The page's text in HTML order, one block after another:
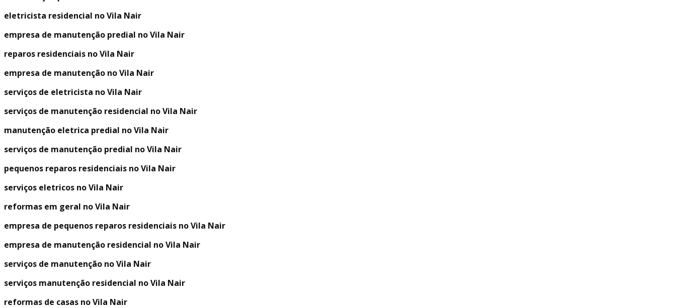
eletricista residencial no Vila Nair
empresa de manutenção predial no Vila Nair
reparos residenciais no Vila Nair
empresa de manutenção no Vila Nair
serviços de eletricista no Vila Nair
serviços de manutenção residencial no Vila Nair
manutenção eletrica predial no Vila Nair
serviços de manutenção predial no Vila Nair
pequenos reparos residenciais no Vila Nair
serviços eletricos no Vila Nair
reformas em geral no Vila Nair
empresa de pequenos reparos residenciais no Vila Nair
empresa de manutenção residencial no Vila Nair
serviços de manutenção no Vila Nair
serviços manutenção residencial no Vila Nair
reformas de casas no Vila Nair